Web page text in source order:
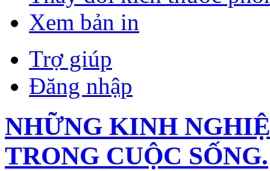
Xem bản in
Trợ giúp
Đăng nhập
NHỮNG KINH
TRONG CUỘC SỐNG.